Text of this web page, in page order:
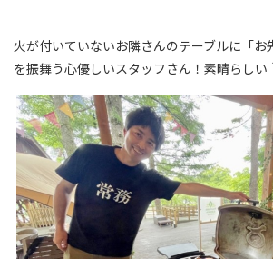
火が付いていないお隣さんのテーブルに「お
を振舞う心優しいスタッフさん！素晴らしい